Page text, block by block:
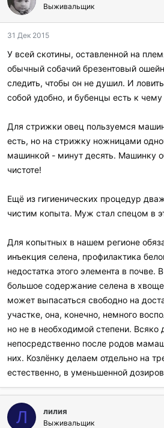
Выживальщик
31 Дек 2015
У всей скотины, оставленной на
обычный собачий брезентовый
следить, чтобы он не душил. И
собой удобно, и бубенцы есть к
Для стрижки овец пользуемся
есть, но на стрижку ножницами
машинкой - минут десять. Машинку
чистоте!
Ещё из гигиенических процедур
чистим копыта. Муж стал спецом в
Для копытных в нашем регионе
инъекция селена, профилактика
недостатка этого элемента в почве.
большое содержание селена в
может выпасаться свободно на
участке, она, конечно, немного
но не в необходимой степени. Всяко
непосредственно после родов
них. Козлёнку делаем отдельно на
естественно, в уменьшенной
Л лилия
Выживальщик